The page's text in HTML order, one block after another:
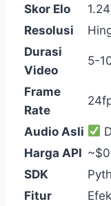
Skor Elo
Resolusi
Durasi
Video
5-
Frame
Rate
Audio Asli
Harga API
SDK
Fitur